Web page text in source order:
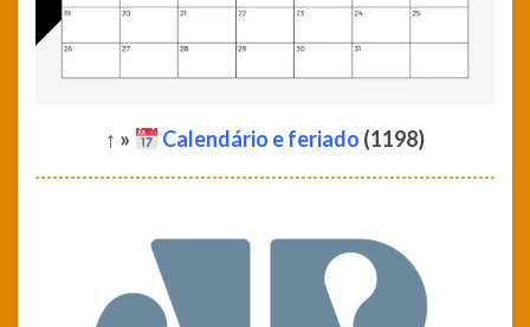
↑ » Calendário e feriado (1198)